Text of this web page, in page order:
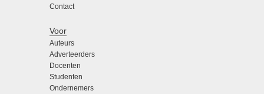
Contact
Voor
Auteurs
Adverteerders
Docenten
Studenten
Ondernemers